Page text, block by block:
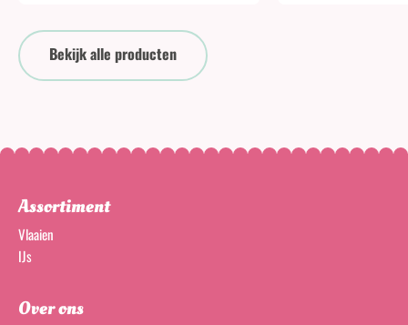
Bekijk alle producten
Assortiment
Vlaaien
IJs
Over ons